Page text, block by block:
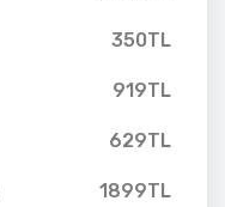
350TL
919TL
629TL
1899TL